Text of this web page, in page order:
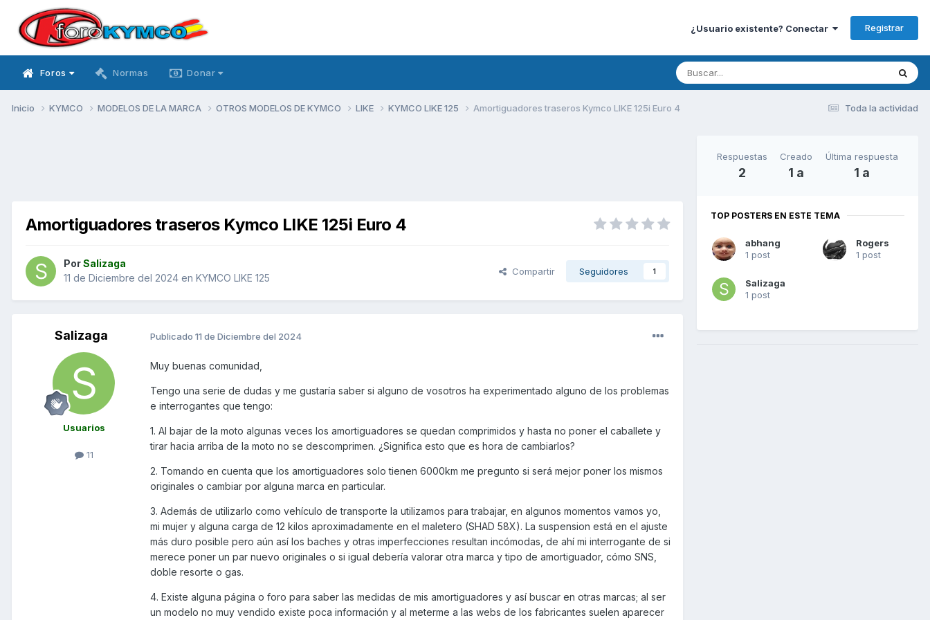
¿Usuario existente? Conectar Registrar
Foros Normas Donar
Toda la actividad
Inicio KYMCO MODELOS DE LA MARCA OTROS MODELOS DE KYMCO LIKE KYMCO LIKE 125 Amortiguadores traseros Kymco LIKE 125i Euro 4
Amortiguadores traseros Kymco LIKE 125i Euro 4
PorSalizaga
11 de Diciembre del 2024 en KYMCO LIKE 125
Compartir Seguidores 1
Salizaga
Usuarios
11
Publicado 11 de Diciembre del 2024
Muy buenas comunidad,
Tengo una serie de dudas y me gustaría saber si alguno de vosotros ha experimentado alguno de los problemas
e interrogantes que tengo:
1. Al bajar de la moto algunas veces los amortiguadores se quedan comprimidos y hasta no poner el caballete y
tirar hacia arriba de la moto no se descomprimen. ¿Significa esto que es hora de cambiarlos?
2. Tomando en cuenta que los amortiguadores solo tienen 6000km me pregunto si será mejor poner los mismos
originales o cambiar por alguna marca en particular.
3. Además de utilizarlo como vehículo de transporte la utilizamos para trabajar, en algunos momentos vamos yo,
mi mujer y alguna carga de 12 kilos aproximadamente en el maletero (SHAD 58X). La suspension está en el ajuste
más duro posible pero aún así los baches y otras imperfecciones resultan incómodas, de ahí mi interrogante de si
merece poner un par nuevo originales o si igual debería valorar otra marca y tipo de amortiguador, cómo SNS,
doble resorte o gas.
4. Existe alguna página o foro para saber las medidas de mis amortiguadores y así buscar en otras marcas; al ser
un modelo no muy vendido existe poca información y al meterme a las webs de los fabricantes suelen aparecer
Respuestas
2
Creado
1 a
Última respuesta
1 a
TOP POSTERS EN ESTE TEMA
abhang
1 post
Rogers
1 post
Salizaga
1 post